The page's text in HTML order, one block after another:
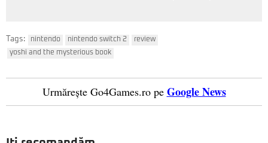
Tags: nintendo nintendo switch 2
review
yoshi and the mysterious book
Urmărește Go4Games.ro pe Google News